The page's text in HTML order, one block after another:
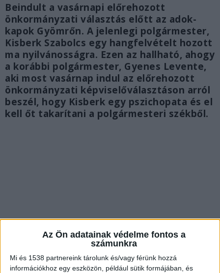
Az Ön adatainak védelme fontos a
számunkra
Mi és 1538 partnereink tárolunk és/vagy férünk hozzá
információkhoz egy eszközön, például sütik formájában, és
Beindult a vasárnapi előrehozott
önkormányzati választás előtt az adok-
kapok Gyömrőn. A jelenlegi polgármester,
Kisberk Szabolcs egy hangfelvételt hozott
ma nyilvánosságra. Ezen az hallható, ahogy
a korábbi polgármester, Gyenes Levente,
aki most vasárnap indul az előrehozott
önkormányzati képviselőválasztáson arról
beszél, hogy Kisberk egy pszichopata és el
kell őt takarítani a polgármesteri székből.